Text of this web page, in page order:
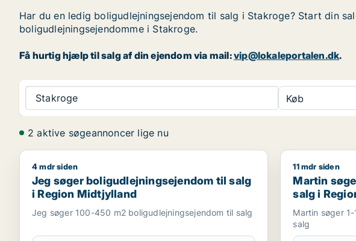
Har du en ledig boligudlejningsejendom til salg i Stakroge? Start din
boligudlejningsejendomme i Stakroge.
Få hurtig hjælp til salg af din ejendom via mail:vip@lokaleportalen.dk.
Stakroge Køb
2 aktive søgeannoncer lige nu
Jeg søger boligudlejningsejendom til salg i Region Midtjylland
4 mdr siden
Jeg søger boligudlejningsejendom til salg
i Region Midtjylland
Jeg søger 100-450 m2 boligudlejningsejendom til salg
Martin søger
11 mdr siden
Martin
salg i
Martin søger
salg